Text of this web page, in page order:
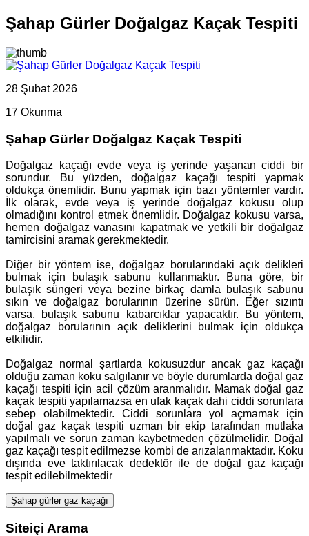
Şahap Gürler Doğalgaz Kaçak Tespiti
28 Şubat 2026
17 Okunma
Şahap Gürler Doğalgaz Kaçak Tespiti
Doğalgaz kaçağı evde veya iş yerinde yaşanan ciddi bir
sorundur. Bu yüzden, doğalgaz kaçağı tespiti yapmak
oldukça önemlidir. Bunu yapmak için bazı yöntemler vardır.
İlk olarak, evde veya iş yerinde doğalgaz kokusu olup
olmadığını kontrol etmek önemlidir. Doğalgaz kokusu varsa,
hemen doğalgaz vanasını kapatmak ve yetkili bir doğalgaz
tamircisini aramak gerekmektedir.
Diğer bir yöntem ise, doğalgaz borularındaki açık delikleri
bulmak için bulaşık sabunu kullanmaktır. Buna göre, bir
bulaşık süngeri veya bezine birkaç damla bulaşık sabunu
sıkın ve doğalgaz borularının üzerine sürün. Eğer sızıntı
varsa, bulaşık sabunu kabarcıklar yapacaktır. Bu yöntem,
doğalgaz borularının açık deliklerini bulmak için oldukça
etkilidir.
Doğalgaz normal şartlarda kokusuzdur ancak gaz kaçağı
olduğu zaman koku salgılanır ve böyle durumlarda doğal gaz
kaçağı tespiti için acil çözüm aranmalıdır. Mamak doğal gaz
kaçak tespiti yapılamazsa en ufak kaçak dahi ciddi sorunlara
sebep olabilmektedir. Ciddi sorunlara yol açmamak için
doğal gaz kaçak tespiti uzman bir ekip tarafından mutlaka
yapılmalı ve sorun zaman kaybetmeden çözülmelidir. Doğal
gaz kaçağı tespit edilmezse kombi de arızalanmaktadır. Koku
dışında eve taktırılacak dedektör ile de doğal gaz kaçağı
tespit edilebilmektedir
Şahap gürler gaz kaçağı
Siteiçi Arama